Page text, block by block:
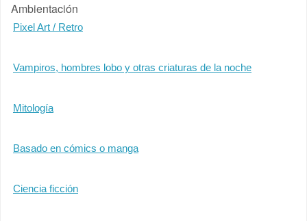
Ambientación
Pixel Art / Retro
Vampiros, hombres lobo y otras criaturas de la noche
Mitología
Basado en cómics o manga
Ciencia ficción